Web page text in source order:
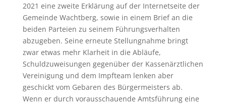
2021 eine zweite Erklärung auf der Internetseite der
Gemeinde Wachtberg, sowie in einem Brief an die
beiden Parteien zu seinem Führungsverhalten
abzugeben. Seine erneute Stellungnahme bringt
zwar etwas mehr Klarheit in die Abläufe,
Schuldzuweisungen gegenüber der Kassenärztlichen
Vereinigung und dem Impfteam lenken aber
geschickt vom Gebaren des Bürgermeisters ab.
Wenn er durch vorausschauende Amtsführung eine